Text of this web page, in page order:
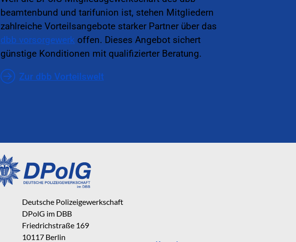
beamtenbund und tarifunion ist, stehen Mitgliedern
zahlreiche Vorteilsangebote starker Partner über das
dbb vorsorgewerk offen. Dieses Angebot sichert
günstige Konditionen mit qualifizierter Beratung.
Zur dbb Vorteilswelt
Deutsche Polizeigewerkschaft
DPolG im DBB
Friedrichstraße 169
10117 Berlin